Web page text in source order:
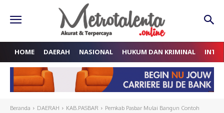
HOME DAERAH NASIONAL HUKUM DAN KRIMINAL
Beranda DAERAH KAB.PASBAR
Pemkab Pasbar Mulai Bangun Contoh